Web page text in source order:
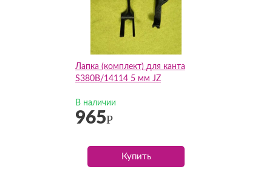
Лапка (комплект) для канта
S380B/14114 5 мм JZ
В наличии
965Р
Купить